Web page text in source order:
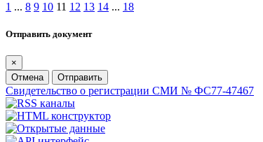
1 ... 8 9 10 11 12 13 14 ... 18
Отправить документ
×
Отмена
Отправить
Свидетельство о регистрации СМИ № ФС77-47467